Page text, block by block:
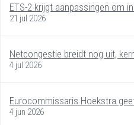
ETS-2 krijgt aanpassingen om
21 jul 2026
Netcongestie breidt nog uit,
4 jul 2026
Eurocommissaris Hoekstra
4 jun 2026